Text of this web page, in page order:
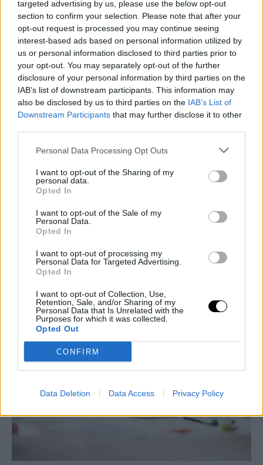
targeted advertising by us, please use the below opt-out
section to confirm your selection. Please note that after your
opt-out request is processed you may continue seeing
interest-based ads based on personal information utilized by
us or personal information disclosed to third parties prior to
your opt-out. You may separately opt-out of the further
disclosure of your personal information by third parties on the
IAB’s list of downstream participants. This information may
also be disclosed by us to third parties on the IAB’s List of
Downstream Participants that may further disclose it to other
Personal Data Processing Opt Outs
I want to opt-out of the Sharing of my
personal data.
Opted In
I want to opt-out of the Sale of my
Personal Data.
Opted In
I want to opt-out of processing my
Personal Data for Targeted Advertising.
Opted In
I want to opt-out of Collection, Use,
Retention, Sale, and/or Sharing of my
Personal Data that Is Unrelated with the
Purposes for which it was collected.
Opted Out
CONFIRM
Data Deletion Data Access Privacy Policy
έτος από ό,τι οι άνδρες, αναγνωρίζοντας παράλληλα ότι δεν
έχουν ίδιες ευκαιρίες. Για εργασία ίσης αξίας, οι άνδρες
λαμβάνουν κατά μέσο όρο υψηλότερες αποδοχές ενώ μόνον
ένα ποσοστό της τάξεως του 5% κατέχει διευθυντικές θέσεις
σε επιχειρήσεις της Ευρωπαϊκής Ενωσης.